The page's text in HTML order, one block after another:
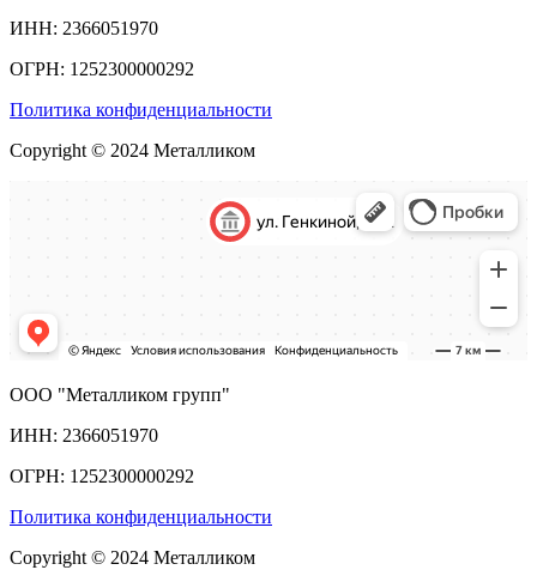
ИНН: 2366051970
ОГРН: 1252300000292
Политика конфиденциальности
Copyright © 2024 Металликом
ООО "Металликом групп"
ИНН: 2366051970
ОГРН: 1252300000292
Политика конфиденциальности
Copyright © 2024 Металликом